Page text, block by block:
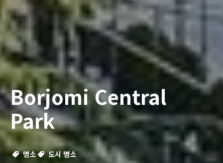
Borjomi Central
Park
명소 도시 명소